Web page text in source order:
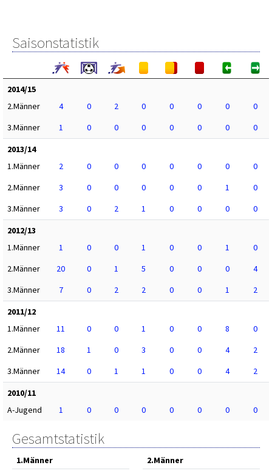
Saisonstatistik
2014/15
2.Männer
4 0 2 0 0 0 0
0
3.Männer
1 0 0 0 0 0 0
0
2013/14
1.Männer
2 0 0 0 0 0 0
0
2.Männer
3 0 0 0 0 0 1
0
3.Männer
3 0 2 1 0 0 0
0
2012/13
1.Männer
1 0 0 1 0 0 1
0
2.Männer
20 0 1 5 0 0 0
4
3.Männer
7 0 2 2 0 0 1
2
2011/12
1.Männer
11 0 0 1 0 0 8
0
2.Männer
18 1 0 3 0 0 4
2
3.Männer
14 0 1 1 0 0 4
2
2010/11
A-Jugend
1 0 0 0 0 0 0 0
Gesamtstatistik
1.Männer
2.Männer